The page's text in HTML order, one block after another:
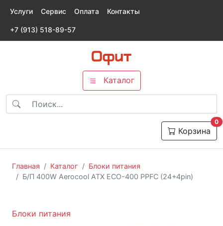
Услуги Сервис Оплата Контакты
+7 (913) 518-89-57
Каталог
Корзина
0
Главная Каталог
Блоки питания
Б/П 400W Aerocool ATX ECO-400 PPFC (24+4pin)
Блоки питания